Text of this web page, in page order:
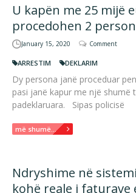
U kapën me 25 mijë
procedohen 2
January 15, 2020 Comment
ARRESTIM DEKLARIM
Dy persona janë proceduar
pasi janë kapur me një shumë
padeklaruara. Sipas policisë
më shumë...
Ndryshime në
kohë reale i faturave